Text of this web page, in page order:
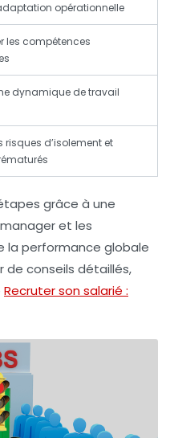
opérationnelle
les compétences
dynamique de travail
risques d’isolement et
grâce à une
et les
la performance globale
de conseils détaillés,
Recruter son salarié :